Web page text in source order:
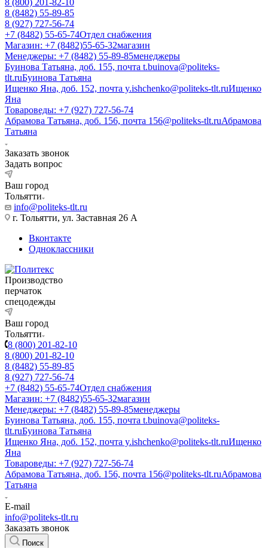
8 (800) 201-82-10
8 (8482) 55-89-85
8 (927) 727-56-74
+7 (8482) 55-65-74Отдел снабжения
Магазин: +7 (8482)55-65-32магазин
Менеджеры: +7 (8482) 55-89-85менеджеры
Буинова Татьяна, доб. 155, почта t.buinova@politeks-
tlt.ruБуинова Татьяна
Ищенко Яна, доб. 152, почта y.ishchenko@politeks-tlt.ruИщенко
Яна
Товароведы: +7 (927) 727-56-74
Абрамова Татьяна, доб. 156, почта 156@politeks-tlt.ruАбрамова
Татьяна
Заказать звонок
Задать вопрос
Ваш город
Тольятти
info@politeks-tlt.ru
г. Тольятти, ул. Заставная 26 А
Вконтакте
Одноклассники
Производство
перчаток
спецодежды
Ваш город
Тольятти
8 (800) 201-82-10
8 (800) 201-82-10
8 (8482) 55-89-85
8 (927) 727-56-74
+7 (8482) 55-65-74Отдел снабжения
Магазин: +7 (8482)55-65-32магазин
Менеджеры: +7 (8482) 55-89-85менеджеры
Буинова Татьяна, доб. 155, почта t.buinova@politeks-
tlt.ruБуинова Татьяна
Ищенко Яна, доб. 152, почта y.ishchenko@politeks-tlt.ruИщенко
Яна
Товароведы: +7 (927) 727-56-74
Абрамова Татьяна, доб. 156, почта 156@politeks-tlt.ruАбрамова
Татьяна
E-mail
info@politeks-tlt.ru
Заказать звонок
Поиск